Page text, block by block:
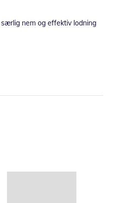
nem og effektiv lodning